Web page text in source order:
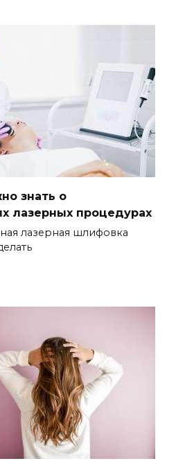
знать о
лазерных процедурах
лазерная шлифовка